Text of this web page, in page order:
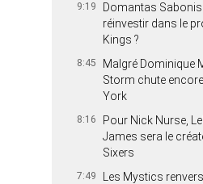
9:19
Domantas
réinvestir dans le
Kings ?
8:45
Malgré Dominique
Storm chute
York
8:16
Pour Nick Nurse,
James sera le
Sixers
7:49
Les Mystics